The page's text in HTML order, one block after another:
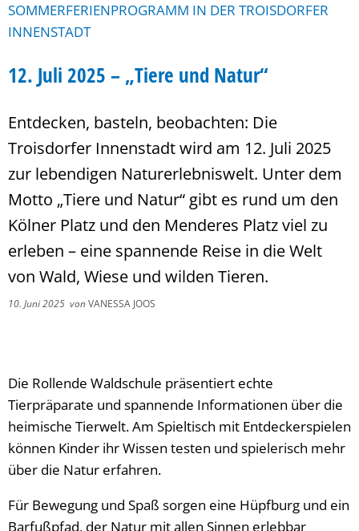
SOMMERFERIENPROGRAMM IN DER TROISDORFER
INNENSTADT
12. Juli 2025 – „Tiere und Natur“
Entdecken, basteln, beobachten: Die
Troisdorfer Innenstadt wird am 12. Juli 2025
zur lebendigen Naturerlebniswelt. Unter dem
Motto „Tiere und Natur“ gibt es rund um den
Kölner Platz und den Menderes Platz viel zu
erleben – eine spannende Reise in die Welt
von Wald, Wiese und wilden Tieren.
10. Juni 2025 vonVANESSA JOOS
Die Rollende Waldschule präsentiert echte
Tierpräparate und spannende Informationen über die
heimische Tierwelt. Am Spieltisch mit Entdeckerspielen
können Kinder ihr Wissen testen und spielerisch mehr
über die Natur erfahren.
Für Bewegung und Spaß sorgen eine Hüpfburg und ein
Barfußpfad, der Natur mit allen Sinnen erlebbar